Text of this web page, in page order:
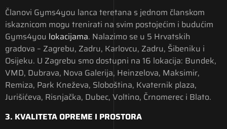
Članovi Gyms4you lanca teretana s jednom članskom
iskaznicom mogu trenirati na svim postojećim i budućim
Gyms4you lokacijama. Nalazimo se u 5 Hrvatskih
gradova – Zagrebu, Zadru, Karlovcu, Zadru, Šibeniku i
Osijeku. U Zagrebu smo dostupni na 16 lokacija: Bundek,
VMD, Dubrava, Nova Galerija, Heinzelova, Maksimir,
Remiza, Park Kneževa, Sloboština, Kvaternik plaza,
Jurišićeva, Risnjačka, Dubec, Voltino, Črnomerec i Blato.
3. KVALITETA OPREME I PROSTORA